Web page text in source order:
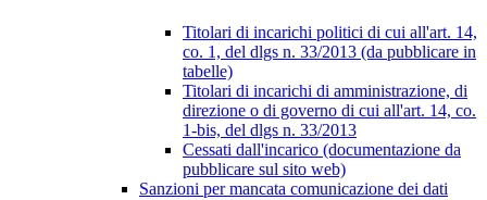
Titolari di incarichi politici di cui all'art. 14,
co. 1, del dlgs n. 33/2013 (da pubblicare in
tabelle)
Titolari di incarichi di amministrazione, di
direzione o di governo di cui all'art. 14, co.
1-bis, del dlgs n. 33/2013
Cessati dall'incarico (documentazione da
pubblicare sul sito web)
Sanzioni per mancata comunicazione dei dati